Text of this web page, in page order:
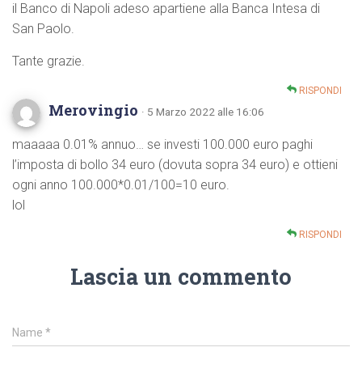
il Banco di Napoli adeso apartiene alla Banca Intesa di
San Paolo.
Tante grazie.
RISPONDI
Merovingio · 5 Marzo 2022 alle 16:06
maaaaa 0.01% annuo… se investi 100.000 euro paghi
l’imposta di bollo 34 euro (dovuta sopra 34 euro) e ottieni
ogni anno 100.000*0.01/100=10 euro.
lol
RISPONDI
Lascia un commento
Name *